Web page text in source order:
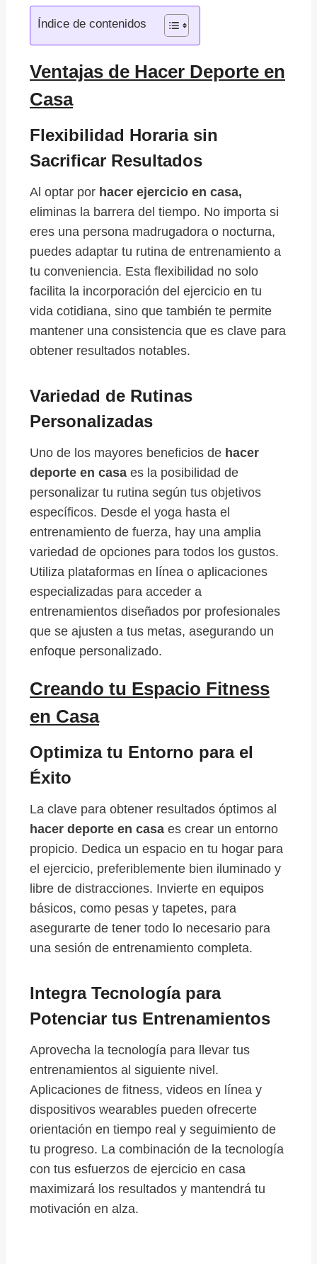
Índice de contenidos
Ventajas de Hacer Deporte en
Casa
Flexibilidad Horaria sin
Sacrificar Resultados
Al optar por hacer ejercicio en casa,
eliminas la barrera del tiempo. No importa si
eres una persona madrugadora o nocturna,
puedes adaptar tu rutina de entrenamiento a
tu conveniencia. Esta flexibilidad no solo
facilita la incorporación del ejercicio en tu
vida cotidiana, sino que también te permite
mantener una consistencia que es clave para
obtener resultados notables.
Variedad de Rutinas
Personalizadas
Uno de los mayores beneficios de hacer
deporte en casa es la posibilidad de
personalizar tu rutina según tus objetivos
específicos. Desde el yoga hasta el
entrenamiento de fuerza, hay una amplia
variedad de opciones para todos los gustos.
Utiliza plataformas en línea o aplicaciones
especializadas para acceder a
entrenamientos diseñados por profesionales
que se ajusten a tus metas, asegurando un
enfoque personalizado.
Creando tu Espacio Fitness
en Casa
Optimiza tu Entorno para el
Éxito
La clave para obtener resultados óptimos al
hacer deporte en casa es crear un entorno
propicio. Dedica un espacio en tu hogar para
el ejercicio, preferiblemente bien iluminado y
libre de distracciones. Invierte en equipos
básicos, como pesas y tapetes, para
asegurarte de tener todo lo necesario para
una sesión de entrenamiento completa.
Integra Tecnología para
Potenciar tus Entrenamientos
Aprovecha la tecnología para llevar tus
entrenamientos al siguiente nivel.
Aplicaciones de fitness, videos en línea y
dispositivos wearables pueden ofrecerte
orientación en tiempo real y seguimiento de
tu progreso. La combinación de la tecnología
con tus esfuerzos de ejercicio en casa
maximizará los resultados y mantendrá tu
motivación en alza.